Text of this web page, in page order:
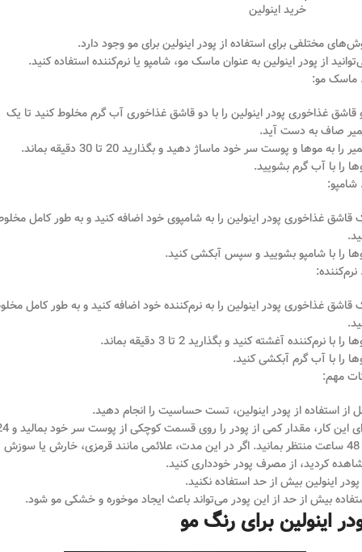
خرید اینولین
مختلفی برای استفاده از پودر اینولین برای مو وجود دارد.
از پودر اینولین به عنوان ماسک مو، شامپو یا نرم‌کننده استفاده کنید.
قاشق غذاخوری پودر اینولین را با دو قاشق غذاخوری آب گرم مخلوط کنید تا یک
صاف به دست آید.
را به موها و پوست سر خود ماساژ دهید و بگذارید 20 تا 30 دقیقه بماند.
را با آب گرم بشویید.
قاشق غذاخوری پودر اینولین را به شامپوی خود اضافه کنید و به طور کامل
را با شامپو بشویید و سپس آبکشی کنید.
قاشق غذاخوری پودر اینولین را به نرم‌کننده خود اضافه کنید و به طور کامل
را با نرم‌کننده آغشته کنید و بگذارید 2 تا 3 دقیقه بماند.
را با آب گرم آبکشی کنید.
مهم:
از استفاده از پودر اینولین، تست حساسیت را انجام دهید.
برای این کار، مقدار کمی از پودر را
تا 48 ساعت منتظر بمانید. اگر در این مدت، علائمی مانند قرمزی، خارش یا سوزش
کردید، از مصرف پودر خودداری کنید.
پودر اینولین بیش از حد استفاده نکنید.
بیش از حد از این پودر می‌تواند باعث ایجاد موخوره و خشکی مو شود.
اینولین برای رنگ مو